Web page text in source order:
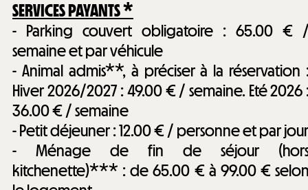
SERVICES PAYANTS *
- Parking couvert obligatoire : 65.00 €
semaine et par véhicule
- Animal admis**, à préciser à la réservation
Hiver 2026/2027 : 49.00 € / semaine. Eté 2026
36.00 € / semaine
- Petit déjeuner : 12.00 € / personne et par jour
- Ménage de fin de séjour
kitchenette)*** : de 65.00 € à 99.00 €